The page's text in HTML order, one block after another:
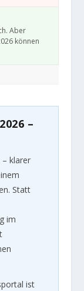
Aber
können
–
klarer
Statt
im
ist